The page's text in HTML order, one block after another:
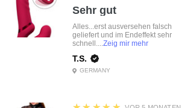
Sehr gut
Alles...erst ausversehen falsch
geliefert und im Endeffekt sehr
schnell....Zeig mir mehr
T.S.
GERMANY